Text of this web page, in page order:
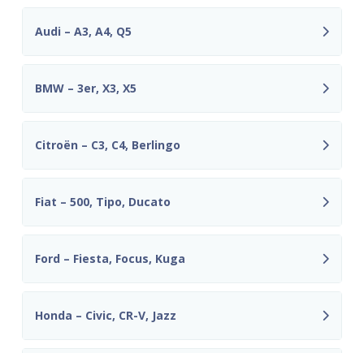
Audi – A3, A4, Q5
BMW – 3er, X3, X5
Citroën – C3, C4, Berlingo
Fiat – 500, Tipo, Ducato
Ford – Fiesta, Focus, Kuga
Honda – Civic, CR-V, Jazz